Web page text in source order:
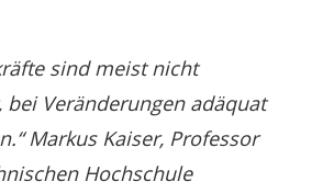
sind meist nicht
bei Veränderungen adäquat
Markus Kaiser, Professor
Hochschule